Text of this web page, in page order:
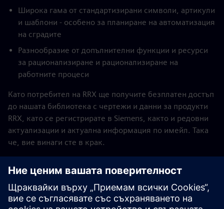
Широка гама от стандартизирани символи, артикули
и шаблони - особено за планиране на автоматизация
на сградите
Разнообразие от допълнителни функции и ресурси
за рационализиране и рационализиране на
работните процеси
Като потребител на RRX ще получите безплатен достъп
до нашата библиотека с чертежи и данни за продукти
RRX, като се регистрирате в Siemens, както и редовни
актуализации и актуална информация по имейл. Така
че, вие винаги сте в крак.
Регистрирайте се като потребител на RRX библиотека
днес. За да направите това, моля попълнете
регистрационния формуляр по-долу. Ако все още не
сте потребител на RRX, първо трябва да изтеглите и